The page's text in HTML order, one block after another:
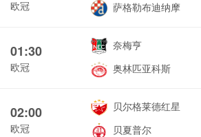
欧冠
萨格勒布迪纳摩
01:30
欧冠
奈梅亨
奥林匹亚科斯
02:00
欧冠
贝尔格莱德红星
贝夏普尔